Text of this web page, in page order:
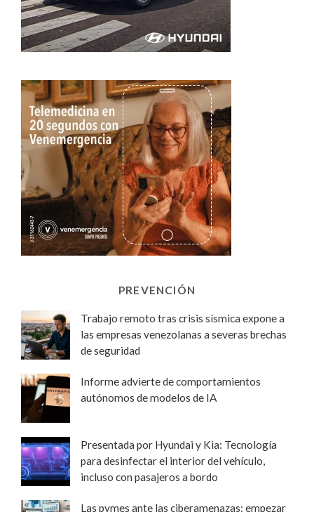
PREVENCIÓN
Trabajo remoto tras crisis sísmica expone a
las empresas venezolanas a severas brechas
de seguridad
Informe advierte de comportamientos
autónomos de modelos de IA
Presentada por Hyundai y Kia: Tecnología
para desinfectar el interior del vehículo,
incluso con pasajeros a bordo
Las pymes ante las ciberamenazas: empezar